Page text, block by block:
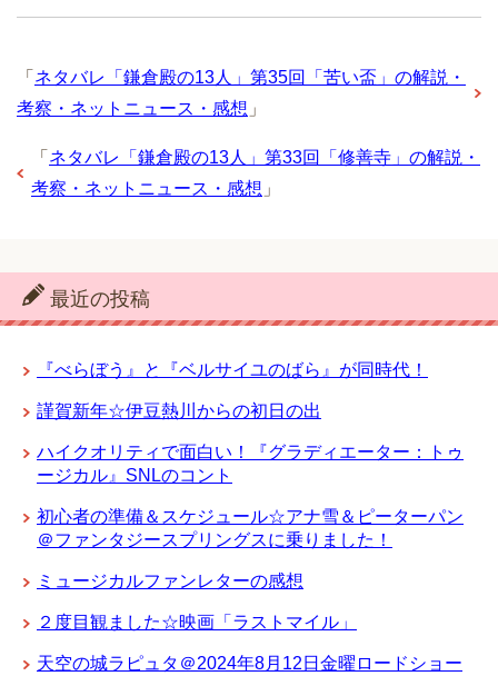
「 ネタバレ「鎌倉殿の13人」第35回「苦い盃」の解説・
考察・ネットニュース・感想 」
「 ネタバレ「鎌倉殿の13人」第33回「修善寺」の解説・
考察・ネットニュース・感想 」
最近の投稿
『べらぼう』と『ベルサイユのばら』が同時代！
謹賀新年☆伊豆熱川からの初日の出
ハイクオリティで面白い！『グラディエーター：トゥ
ージカル』SNLのコント
初心者の準備＆スケジュール☆アナ雪＆ピーターパン
＠ファンタジースプリングスに乗りました！
ミュージカルファンレターの感想
２度目観ました☆映画「ラストマイル」
天空の城ラピュタ＠2024年8月12日金曜ロードショー